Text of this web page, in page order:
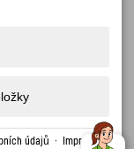
Volná
Čeština
údajů · Impressum